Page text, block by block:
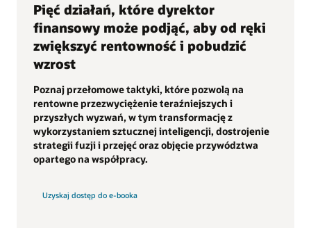
Pięć działań, które dyrektor
finansowy może podjąć, aby od ręki
zwiększyć rentowność i pobudzić
wzrost
Poznaj przełomowe taktyki, które pozwolą na
rentowne przezwyciężenie teraźniejszych i
przyszłych wyzwań, w tym transformację z
wykorzystaniem sztucznej inteligencji, dostrojenie
strategii fuzji i przejęć oraz objęcie przywództwa
opartego na współpracy.
Uzyskaj dostęp do e-booka